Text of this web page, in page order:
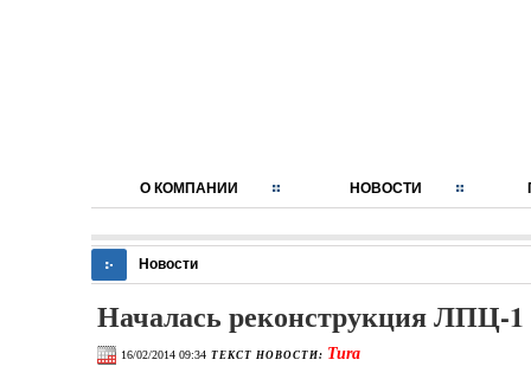
О КОМПАНИИ НОВОСТИ
Новости
Началась реконструкция ЛПЦ-
16/02/2014 09:34 ТЕКСТ НОВОСТИ: Tura